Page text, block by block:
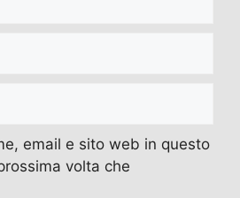
email e sito web in questo
volta che